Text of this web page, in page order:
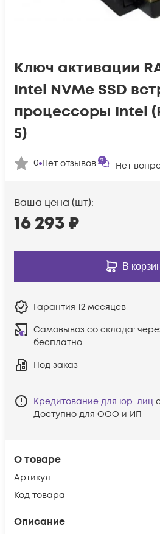
О товаре
Артикул
Код товара
Описание
Ключ активации
Intel NVMe SSD
процессоры Intel
5)
0 Нет отзывов Нет
Ваша цена (шт):
16 293₽
В
Гарантия 12 месяцев
Самовывоз со склада:
бесплатно
Под заказ
Кредитование для юр. лиц
Доступно для ООО и ИП